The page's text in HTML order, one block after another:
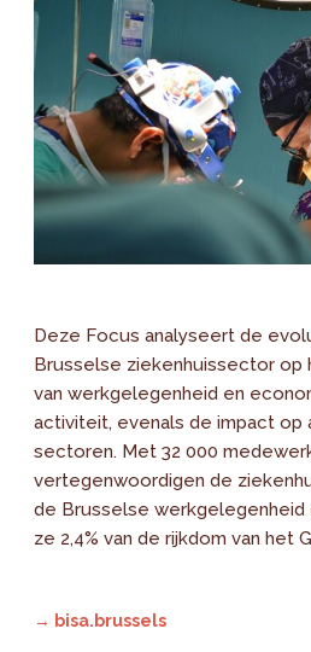
Deze Focus analyseert de
Brusselse ziekenhuissector op
van werkgelegenheid en
activiteit, evenals de impact op
sectoren. Met 32 000
vertegenwoordigen de
de Brusselse werkgelegenheid
ze 2,4% van de rijkdom van het
→ bisa.brussels